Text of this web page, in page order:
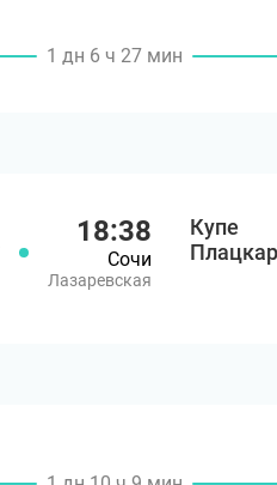
1 дн 6 ч 27 мин
18:38
Сочи
Лазаревская
Купе